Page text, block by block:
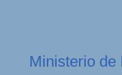
Ministerio de